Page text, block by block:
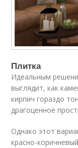
Плитка
Идеальным
выглядит, как
кирпич гораздо
драгоценное
Однако этот
красно-